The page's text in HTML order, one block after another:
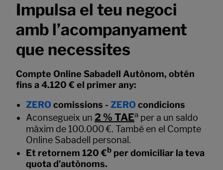
Impulsa el teu negoci
amb l’acompanyament
que necessites
Compte Online Sabadell Autònom, obtén
fins a 4.120 € el primer any:
ZERO comissions - ZERO condicions
Aconsegueix un 2 % TAEa per a un saldo
màxim de 100.000 €. També en el Compte
Online Sabadell personal.
Et retornem 120 €b per domiciliar la teva
quota d’autònoms.